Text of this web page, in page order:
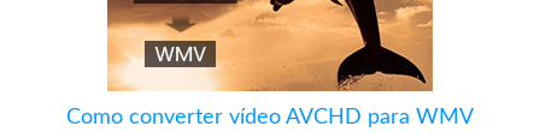
Como converter vídeo AVCHD para WMV